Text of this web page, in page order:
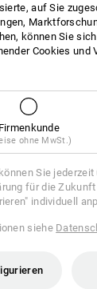
auf Sie
können Sie
Cookies und
Firmenkunde
ohne MwSt.)
Sie
für die
individuell
siehe